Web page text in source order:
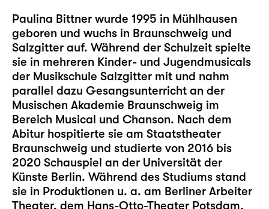
Paulina Bittner wurde 1995 in Mühlhausen
geboren und wuchs in Braunschweig und
Salzgitter auf. Während der Schulzeit spielte
sie in mehreren Kinder- und Jugendmusicals
der Musikschule Salzgitter mit und nahm
parallel dazu Gesangsunterricht an der
Musischen Akademie Braunschweig im
Bereich Musical und Chanson. Nach dem
Abitur hospitierte sie am Staatstheater
Braunschweig und studierte von 2016 bis
2020 Schauspiel an der Universität der
Künste Berlin. Während des Studiums stand
sie in Produktionen u. a. am Berliner Arbeiter
Theater, dem Hans-Otto-Theater Potsdam,